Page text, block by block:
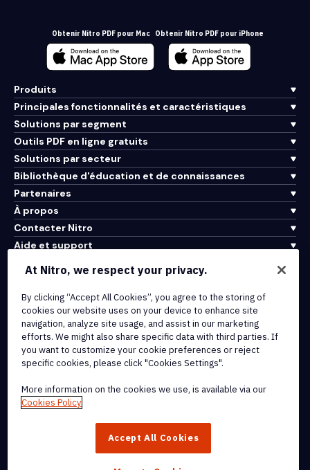
Obtenir Nitro PDF pour Mac Obtenir Nitro PDF pour iPhone
Produits
Principales fonctionnalités et caractéristiques
Solutions par segment
Outils PDF en ligne gratuits
Solutions par secteur
Bibliothèque d'éducation et de connaissances
Partenaires
À propos
Contacter Nitro
Aide et support
Conditions d'utilisation
Politique de cookies
Politique de copyright
Toutes les conditions et politiques
marques commerciales de Nitro Software, Inc. ou de ses affiliés
At Nitro, we respect your privacy.
By clicking “Accept All Cookies”, you agree to the storing of
cookies our website uses on your device to enhance site
navigation, analyze site usage, and assist in our marketing
efforts. We might also share specific data with third parties. If
you want to customize your cookie preferences or reject
specific cookies, please click "Cookies Settings".
More information on the cookies we use, is available via our
Cookies Policy
Accept All Cookies